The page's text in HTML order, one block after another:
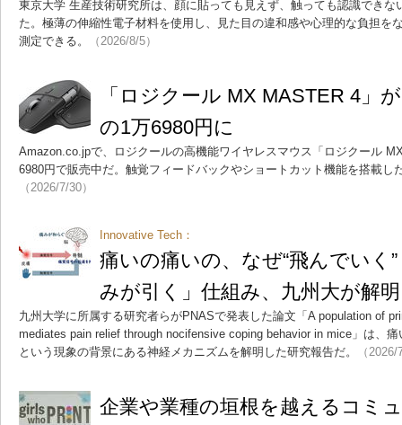
東京大学 生産技術研究所は、顔に貼っても見えず、触っても認識できな
た。極薄の伸縮性電子材料を使用し、見た目の違和感や心理的な負担を
測定できる。
（2026/8/5）
「ロジクール MX MASTER 4」
の1万6980円に
Amazon.co.jpで、ロジクールの高機能ワイヤレスマウス「ロジクール
6980円で販売中だ。触覚フィードバックやショートカット機能を搭載し
（2026/7/30）
Innovative Tech：
痛いの痛いの、なぜ“飛んでい
みが引く」仕組み、九州大が解明
九州大学に所属する研究者らがPNASで発表した論文「A population of
mediates pain relief through nocifensive coping behavior in mice」は、
という現象の背景にある神経メカニズムを解明した研究報告だ。
（
企業や業種の垣根を越えるコミ